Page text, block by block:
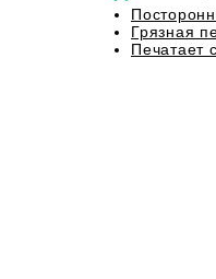
Грязная
Печатает